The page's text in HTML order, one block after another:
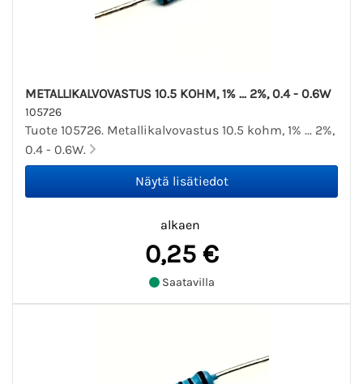
METALLIKALVOVASTUS 10.5 KOHM, 1% ... 2%, 0.4 - 0.6W
105726
Tuote 105726. Metallikalvovastus 10.5 kohm, 1% ... 2%,
0.4 - 0.6W.
alkaen
0,25 €
Saatavilla